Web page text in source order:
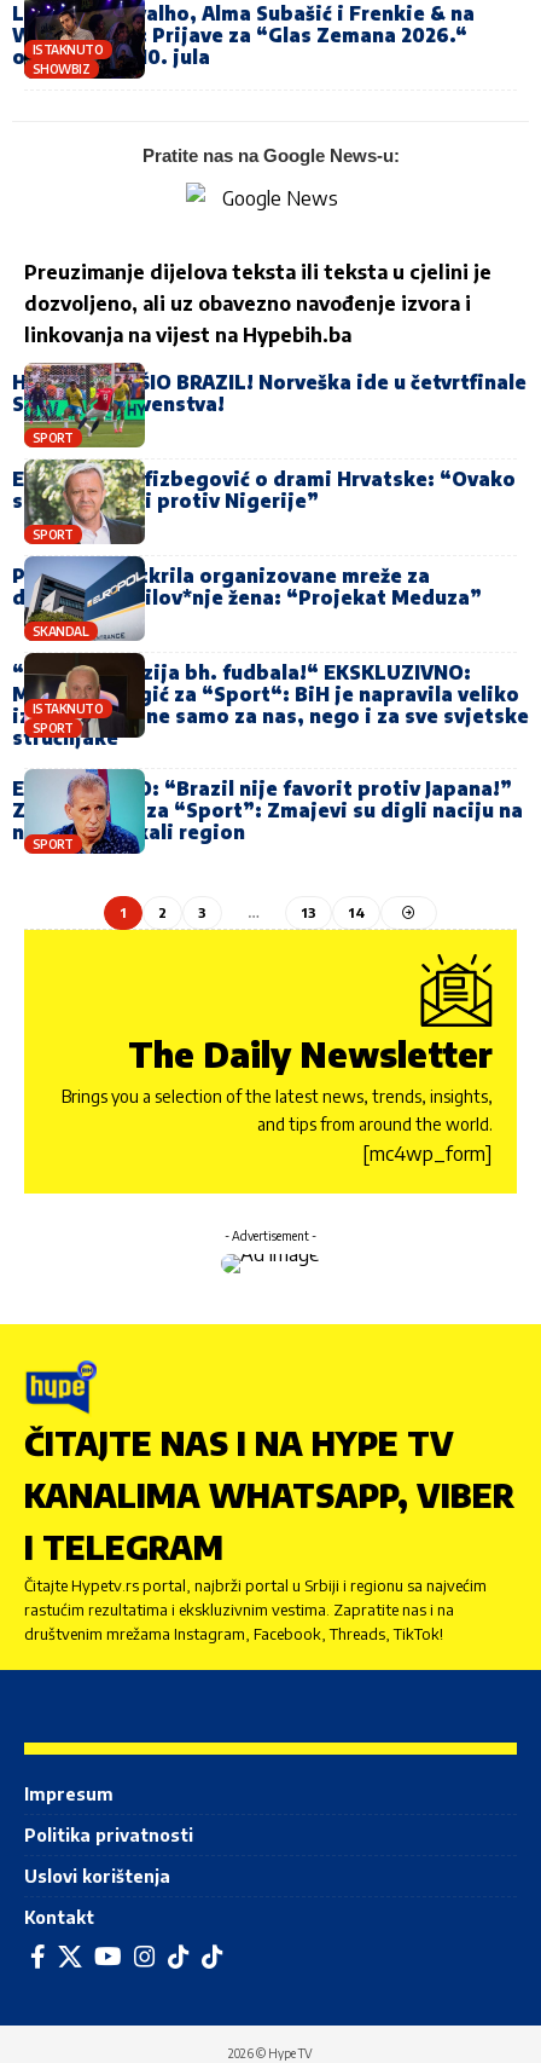
ISTAKNUTO
SHOWBIZ
Lúcia de Carvalho, Alma Subašić i Frenkie & na
WMF ZEMAN: Prijave za “Glas Zemana 2026.“
otvorene do 10. jula
Pratite nas na Google News-u:
Preuzimanje dijelova teksta ili teksta u cjelini je
dozvoljeno, ali uz obavezno navođenje izvora i
linkovanja na vijest na Hypebih.ba
SPORT
HALAND SRUŠIO BRAZIL! Norveška ide u četvrtfinale
Svjetskog prvenstva!
SPORT
Emir Hadžihafizbegović o drami Hrvatske: “Ovako
su BiH pokrali protiv Nigerije”
SKANDAL
Policija razotkrila organizovane mreže za
drogir*nje i silov*nje žena: “Projekat Meduza”
ISTAKNUTO
SPORT
“Nova dimenzija bh. fudbala!“ EKSKLUZIVNO:
Mirsad Fazlagić za “Sport“: BiH je napravila veliko
iznenađenje, ne samo za nas, nego i za sve svjetske
stručnjake
SPORT
EKSKLUZIVNO: “Brazil nije favorit protiv Japana!”
Zijad Švrakić za “Sport”: Zmajevi su digli naciju na
noge i uzburkali region
1 2 3 … 13 14
The Daily Newsletter
Brings you a selection of the latest news, trends, insights,
and tips from around the world.
[mc4wp_form]
- Advertisement -
ČITAJTE NAS I NA HYPE TV
KANALIMA WHATSAPP, VIBER
I TELEGRAM
Čitajte Hypetv.rs portal, najbrži portal u Srbiji i regionu sa najvećim
rastućim rezultatima i ekskluzivnim vestima. Zapratite nas i na
društvenim mrežama Instagram, Facebook, Threads, TikTok!
Impresum
Politika privatnosti
Uslovi korištenja
Kontakt
2026 © Hype TV